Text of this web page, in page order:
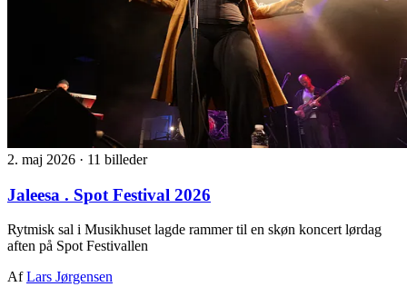
2. maj 2026 · 11 billeder
Jaleesa . Spot Festival 2026
Rytmisk sal i Musikhuset lagde rammer til en skøn koncert lørdag
aften på Spot Festivallen
AfLars Jørgensen